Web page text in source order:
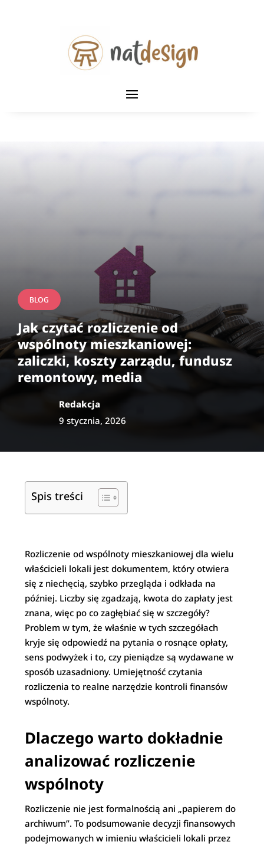
BLOG
Jak czytać rozliczenie od
wspólnoty mieszkaniowej:
zaliczki, koszty zarządu, fundusz
remontowy, media
Redakcja
9 stycznia, 2026
Spis treści
Rozliczenie od wspólnoty mieszkaniowej dla wielu
właścicieli lokali jest dokumentem, który otwiera
się z niechęcią, szybko przegląda i odkłada na
później. Liczby się zgadzają, kwota do zapłaty jest
znana, więc po co zagłębiać się w szczegóły?
Problem w tym, że właśnie w tych szczegółach
kryje się odpowiedź na pytania o rosnące opłaty,
sens podwyżek i to, czy pieniądze są wydawane w
sposób uzasadniony. Umiejętność czytania
rozliczenia to realne narzędzie kontroli finansów
wspólnoty.
Dlaczego warto dokładnie
analizować rozliczenie
wspólnoty
Rozliczenie nie jest formalnością ani „papierem do
archiwum”. To podsumowanie decyzji finansowych
podejmowanych w imieniu właścicieli lokali przez